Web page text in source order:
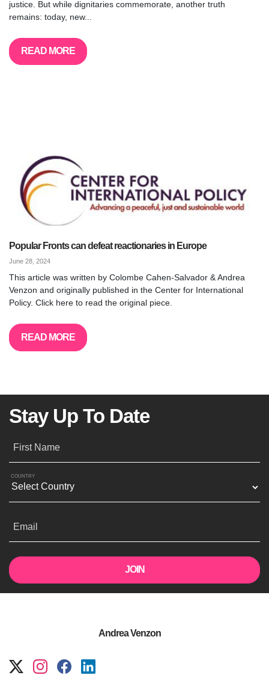
justice. But while dignitaries commemorate, another truth
remains: today, new...
READ MORE
Popular Fronts can defeat reactionaries in Europe
June 28, 2024
This article was written by Colombe Cahen-Salvador & Andrea
Venzon and originally published in the Center for International
Policy. Click here to read the original piece.
READ MORE
Stay Up To Date
First Name
COUNTRY
Email
Andrea Venzon